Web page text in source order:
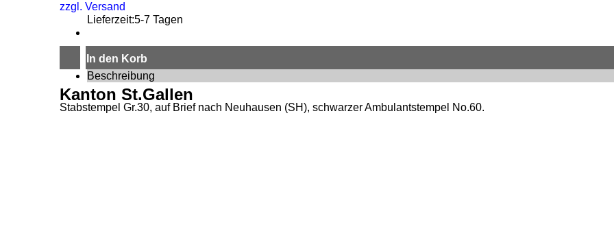
zzgl. Versand
Lieferzeit:5-7 Tagen
In den Korb
Beschreibung
Kanton St.Gallen
Stabstempel Gr.30, auf Brief nach Neuhausen (SH), schwarzer Ambulantstempel No.60.